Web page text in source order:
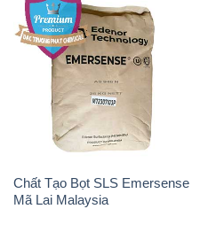
Chất Tạo Bọt SLS Emersense
Mã Lai Malaysia